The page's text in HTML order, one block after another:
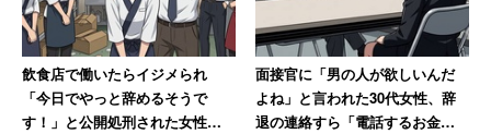
飲食店で働いたらイジメられ
「今日でやっと辞めるそうで
す！」と公開処刑された女性→
面接官に「男の人が欲しいんだ
よね」と言われた30代女性、辞
退の連絡すら「電話するお金と